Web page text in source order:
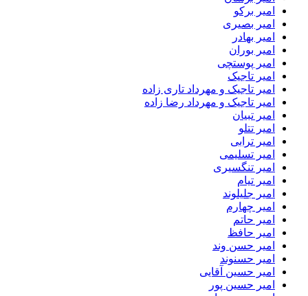
امیر برکو
امیر بصیری
امیر بهادر
امیر بوران
امیر پوستچی
امیر تاجیک
امیر تاجیک و مهرداد تاری زاده
امیر تاجیک و مهرداد رضا زاده
امیر تبیان
امیر تتلو
امیر ترابی
امیر تسلیمی
امیر تنگسیری
امیر تیام
امیر جلیلوند
امیر چهارم
امیر حاتم
امیر حافظ
امیر حسن وند
امیر حسنوند
امیر حسین آقایی
امیر حسین پور